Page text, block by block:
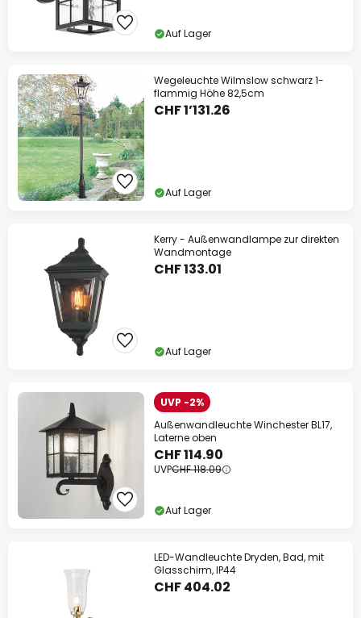
Auf Lager
Wegeleuchte Wilmslow schwarz 1-
flammig Höhe 82,5cm
CHF 1’131.26
Auf Lager
Kerry - Außenwandlampe zur direkten
Wandmontage
CHF 133.01
Auf Lager
UVP -2%
Außenwandleuchte Winchester BL17,
Laterne oben
CHF 114.90
UVPCHF 118.09
Auf Lager
LED-Wandleuchte Dryden, Bad, mit
Glasschirm, IP44
CHF 404.02